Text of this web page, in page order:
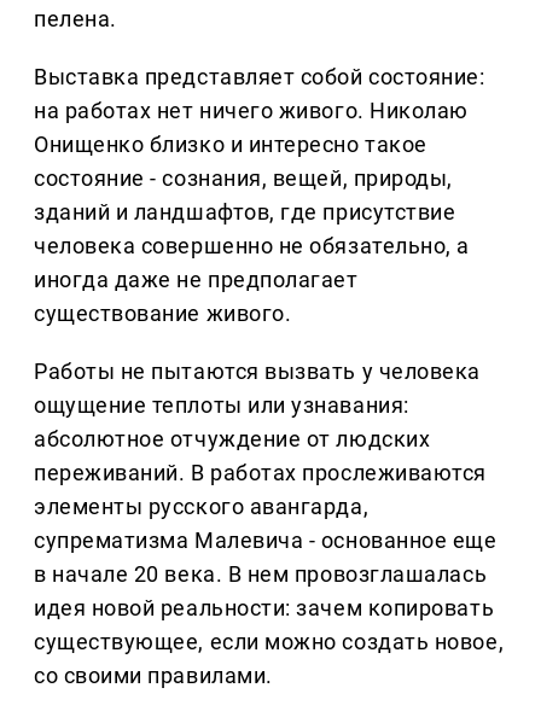
пелена.
Выставка представляет собой состояние:
на работах нет ничего живого. Николаю
Онищенко близко и интересно такое
состояние - сознания, вещей, природы,
зданий и ландшафтов, где присутствие
человека совершенно не обязательно, а
иногда даже не предполагает
существование живого.
Работы не пытаются вызвать у человека
ощущение теплоты или узнавания:
абсолютное отчуждение от людских
переживаний. В работах прослеживаются
элементы русского авангарда,
супрематизма Малевича - основанное еще
в начале 20 века. В нем провозглашалась
идея новой реальности: зачем копировать
существующее, если можно создать новое,
со своими правилами.